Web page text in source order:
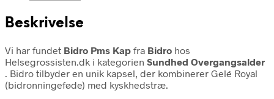
Beskrivelse
Vi har fundet Bidro Pms Kap fra Bidro hos
Helsegrossisten.dk i kategorien Sundhed Overgangsalder
. Bidro tilbyder en unik kapsel, der kombinerer Gelé Royal
(bidronningeføde) med kyskhedstræ.